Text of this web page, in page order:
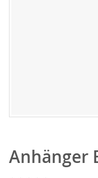
Anfang
der
Anhänger